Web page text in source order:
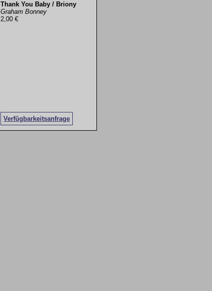
Thank You Baby / Briony
Graham Bonney
2,00 €
Verfügbarkeitsanfrage